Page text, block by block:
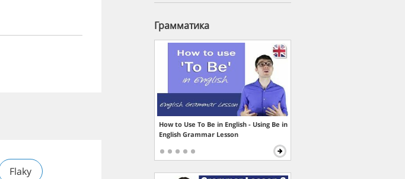
Flaky
Грамматика
How to Use To Be in English - Using Be in
English Grammar Lesson